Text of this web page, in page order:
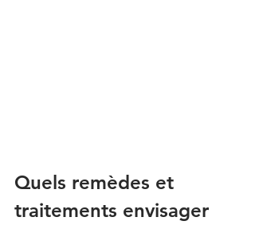
Quels remèdes et
traitements envisager